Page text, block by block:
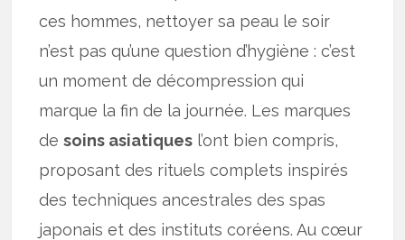
ces hommes, nettoyer sa peau le soir
n’est pas qu’une question d’hygiène : c’est
un moment de décompression qui
marque la fin de la journée. Les marques
desoins asiatiques l’ont bien compris,
proposant des rituels complets inspirés
des techniques ancestrales des spas
japonais et des instituts coréens. Au cœur